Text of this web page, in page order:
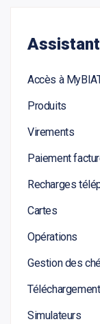
Accès à
Produits
Virements
Paiement
Recharges
Cartes
Opérations
Gestion des
Simulateurs